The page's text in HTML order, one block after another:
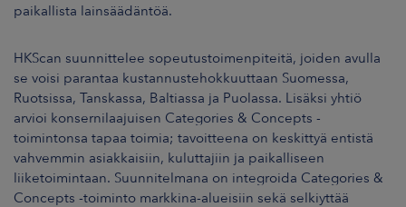
paikallista lainsäädäntöä.
HKScan suunnittelee sopeutustoimenpiteitä, joiden avulla
se voisi parantaa kustannustehokkuuttaan Suomessa,
Ruotsissa, Tanskassa, Baltiassa ja Puolassa. Lisäksi yhtiö
arvioi konsernilaajuisen Categories & Concepts -
toimintonsa tapaa toimia; tavoitteena on keskittyä entistä
vahvemmin asiakkaisiin, kuluttajiin ja paikalliseen
liiketoimintaan. Suunnitelmana on integroida Categories &
Concepts -toiminto markkina-alueisiin sekä selkiyttää